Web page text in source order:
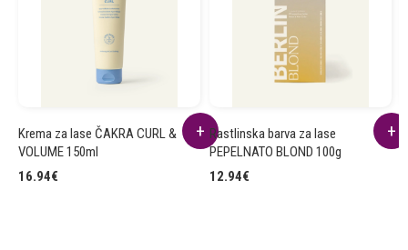
Krema za lase ČAKRA CURL &
VOLUME 150ml
16.94€
Rastlinska barva za lase
PEPELNATO BLOND 100g
12.94€